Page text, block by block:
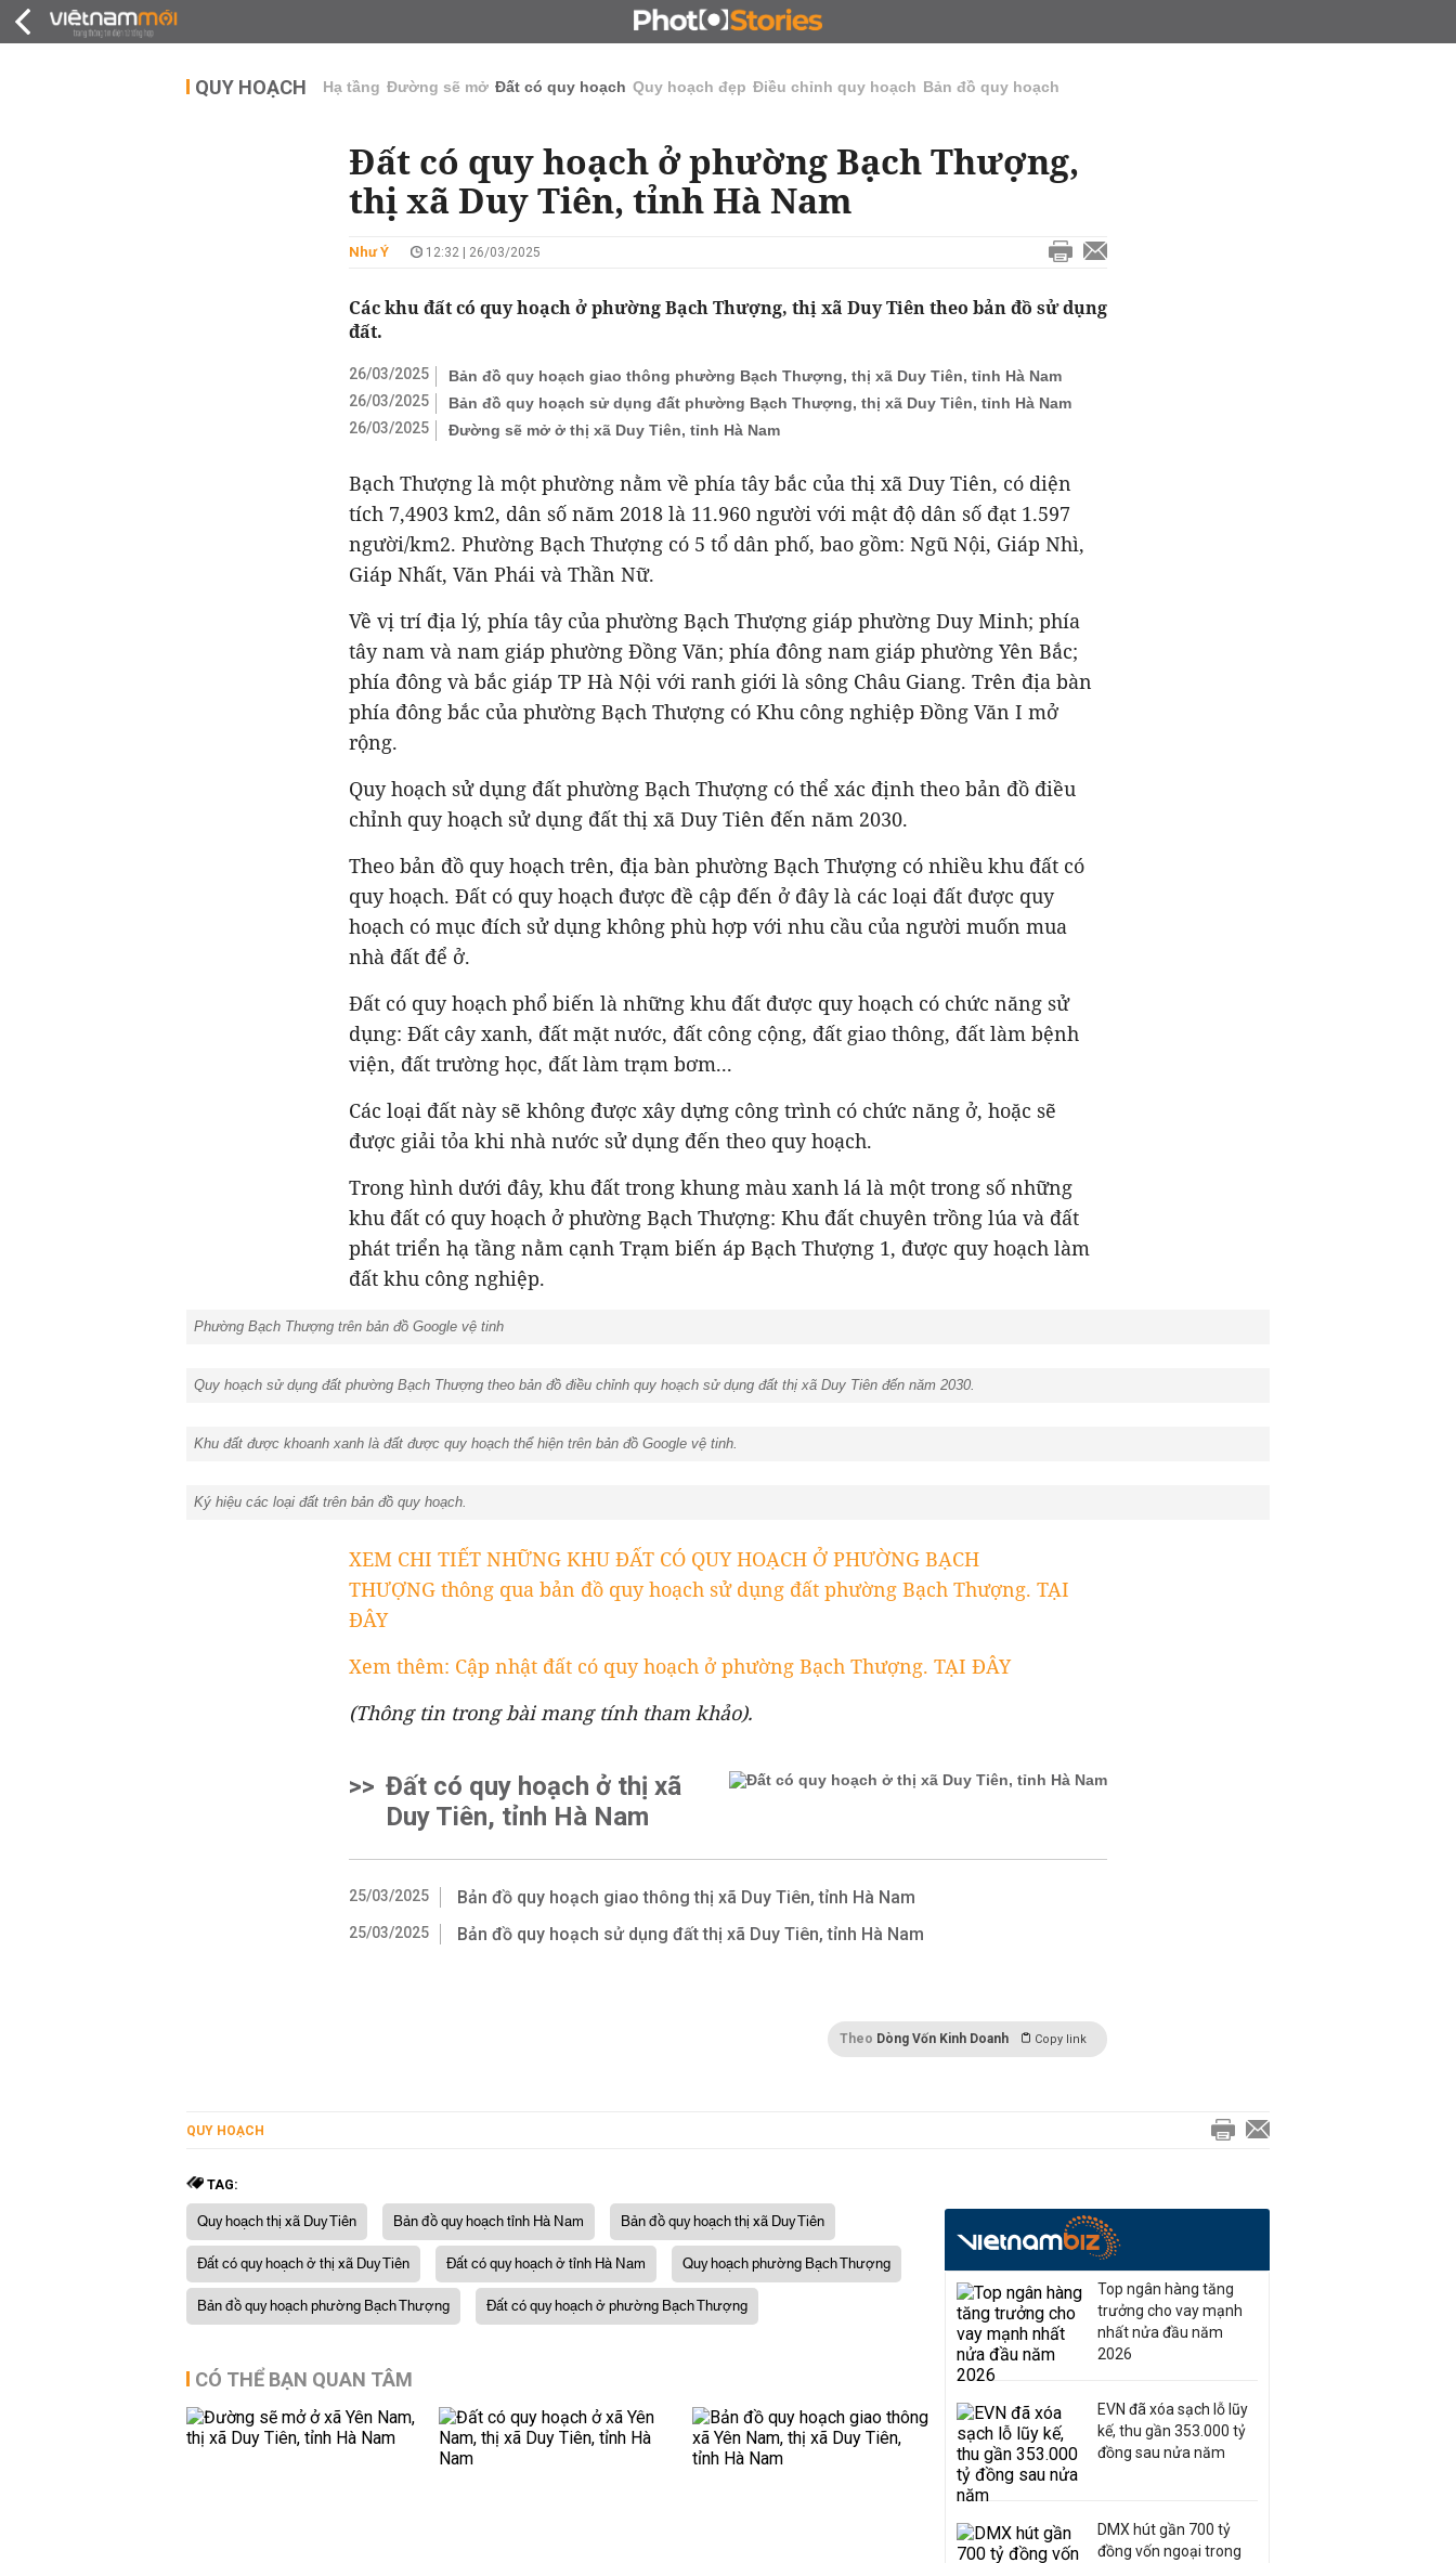
ĐẤU GIÁ - ĐẤU THẦU KINH DOANH
QUY HOẠCH Hạ tầng Đường sẽ mở Đất có quy hoạch Quy hoạch đẹp Điều chỉnh quy hoạch Bản đồ quy hoạch
Đất có quy hoạch ở phường Bạch Thượng,
thị xã Duy Tiên, tỉnh Hà Nam
Như Ý 12:32 | 26/03/2025
Các khu đất có quy hoạch ở phường Bạch Thượng, thị xã Duy Tiên theo bản đồ sử dụng
đất.
26/03/2025
Bản đồ quy hoạch giao thông phường Bạch Thượng, thị xã Duy Tiên, tỉnh Hà Nam
26/03/2025
Bản đồ quy hoạch sử dụng đất phường Bạch Thượng, thị xã Duy Tiên, tỉnh Hà Nam
26/03/2025
Đường sẽ mở ở thị xã Duy Tiên, tỉnh Hà Nam
Bạch Thượng là một phường nằm về phía tây bắc của thị xã Duy Tiên, có diện
tích 7,4903 km2, dân số năm 2018 là 11.960 người với mật độ dân số đạt 1.597
người/km2. Phường Bạch Thượng có 5 tổ dân phố, bao gồm: Ngũ Nội, Giáp Nhì,
Giáp Nhất, Văn Phái và Thần Nữ.
Về vị trí địa lý, phía tây của phường Bạch Thượng giáp phường Duy Minh; phía
tây nam và nam giáp phường Đồng Văn; phía đông nam giáp phường Yên Bắc;
phía đông và bắc giáp TP Hà Nội với ranh giới là sông Châu Giang. Trên địa bàn
phía đông bắc của phường Bạch Thượng có Khu công nghiệp Đồng Văn I mở
rộng.
Quy hoạch sử dụng đất phường Bạch Thượng có thể xác định theo bản đồ điều
chỉnh quy hoạch sử dụng đất thị xã Duy Tiên đến năm 2030.
Theo bản đồ quy hoạch trên, địa bàn phường Bạch Thượng có nhiều khu đất có
quy hoạch. Đất có quy hoạch được đề cập đến ở đây là các loại đất được quy
hoạch có mục đích sử dụng không phù hợp với nhu cầu của người muốn mua
nhà đất để ở.
Đất có quy hoạch phổ biến là những khu đất được quy hoạch có chức năng sử
dụng: Đất cây xanh, đất mặt nước, đất công cộng, đất giao thông, đất làm bệnh
viện, đất trường học, đất làm trạm bơm...
Các loại đất này sẽ không được xây dựng công trình có chức năng ở, hoặc sẽ
được giải tỏa khi nhà nước sử dụng đến theo quy hoạch.
Trong hình dưới đây, khu đất trong khung màu xanh lá là một trong số những
khu đất có quy hoạch ở phường Bạch Thượng: Khu đất chuyên trồng lúa và đất
phát triển hạ tầng nằm cạnh Trạm biến áp Bạch Thượng 1, được quy hoạch làm
đất khu công nghiệp.
Phường Bạch Thượng trên bản đồ Google vệ tinh
Quy hoạch sử dụng đất phường Bạch Thượng theo bản đồ điều chỉnh quy hoạch sử dụng đất thị xã Duy Tiên đến năm 2030.
Khu đất được khoanh xanh là đất được quy hoạch thể hiện trên bản đồ Google vệ tinh.
Ký hiệu các loại đất trên bản đồ quy hoạch.
XEM CHI TIẾT NHỮNG KHU ĐẤT CÓ QUY HOẠCH Ở PHƯỜNG BẠCH
THƯỢNG thông qua bản đồ quy hoạch sử dụng đất phường Bạch Thượng. TẠI
ĐÂY
Xem thêm: Cập nhật đất có quy hoạch ở phường Bạch Thượng. TẠI ĐÂY
(Thông tin trong bài mang tính tham khảo).
>> Đất có quy hoạch ở thị xã
Duy Tiên, tỉnh Hà Nam
25/03/2025 Bản đồ quy hoạch giao thông thị xã Duy Tiên, tỉnh Hà Nam
25/03/2025 Bản đồ quy hoạch sử dụng đất thị xã Duy Tiên, tỉnh Hà Nam
Theo Dòng Vốn Kinh Doanh Copy link
QUY HOẠCH
TAG:
Quy hoạch thị xã Duy Tiên Bản đồ quy hoạch tỉnh Hà Nam
Bản đồ quy hoạch thị xã Duy Tiên
Đất có quy hoạch ở thị xã Duy Tiên
Đất có quy hoạch ở tỉnh Hà Nam
Quy hoạch phường Bạch Thượng
Bản đồ quy hoạch phường Bạch Thượng
Đất có quy hoạch ở phường Bạch Thượng
CÓ THỂ BẠN QUAN TÂM
Top ngân hàng tăng
trưởng cho vay mạnh
nhất nửa đầu năm
2026
EVN đã xóa sạch lỗ lũy
kế, thu gần 353.000 tỷ
đồng sau nửa năm
DMX hút gần 700 tỷ
đồng vốn ngoại trong